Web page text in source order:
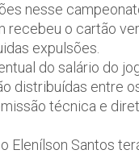
nesse
recebeu o cartão
expulsões.
do salário do
distribuídas entre
técnica e
Santos